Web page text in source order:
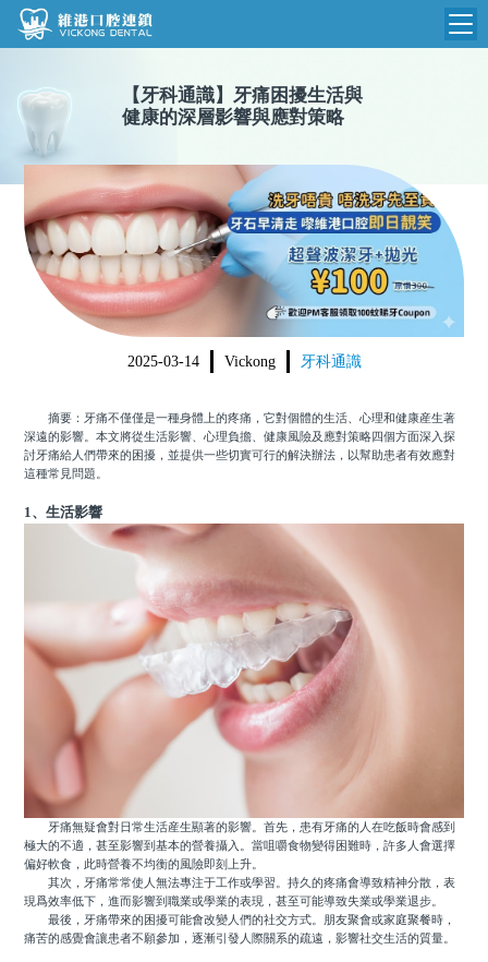
維港首頁
品牌介紹
環境設備
醫院新聞
收費標準
N
收費總表
植牙收費
根管收費
美學收費
箍牙收費
醫生團隊
門診時間
【 牙科通識】
牙痛困擾生活與
健康的深層影響與應對策略
2025-03-14 Vickong 牙科通識
摘要：牙痛不僅僅是一種身體上的疼痛，它對個體的生活、心理和健康産生著
深遠的影響。本文將從生活影響、心理負擔、健康風險及應對策略四個方面深入探
討牙痛給人們帶來的困擾，並提供一些切實可行的解決辦法，以幫助患者有效應對
這種常見問題。
1、生活影響
牙痛無疑會對日常生活産生顯著的影響。首先，患有牙痛的人在吃飯時會感到
極大的不適，甚至影響到基本的營養攝入。當咀嚼食物變得困難時，許多人會選擇
偏好軟食，此時營養不均衡的風險即刻上升。
其次，牙痛常常使人無法專注于工作或學習。持久的疼痛會導致精神分散，表
現爲效率低下，進而影響到職業或學業的表現，甚至可能導致失業或學業退步。
最後，牙痛帶來的困擾可能會改變人們的社交方式。朋友聚會或家庭聚餐時，
痛苦的感覺會讓患者不願參加，逐漸引發人際關系的疏遠，影響社交生活的質量。